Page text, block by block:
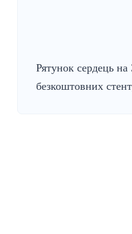
Рятунок сердець на
безкоштовних